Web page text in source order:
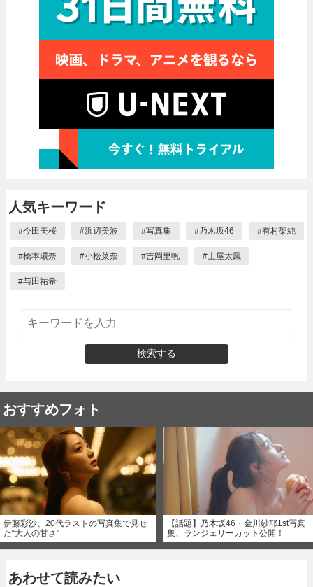
人気キーワード
#今田美桜 #浜辺美波 #写真集 #乃木坂46 #有村架純
#橋本環奈 #小松菜奈 #吉岡里帆 #土屋太鳳
#与田祐希
検索する
おすすめフォト
伊藤彩沙、20代ラストの写真集で見せ
た“大人の甘さ”
【話題】乃木坂46・金川紗耶1st写真
集、ランジェリーカット公開！
あわせて読みたい